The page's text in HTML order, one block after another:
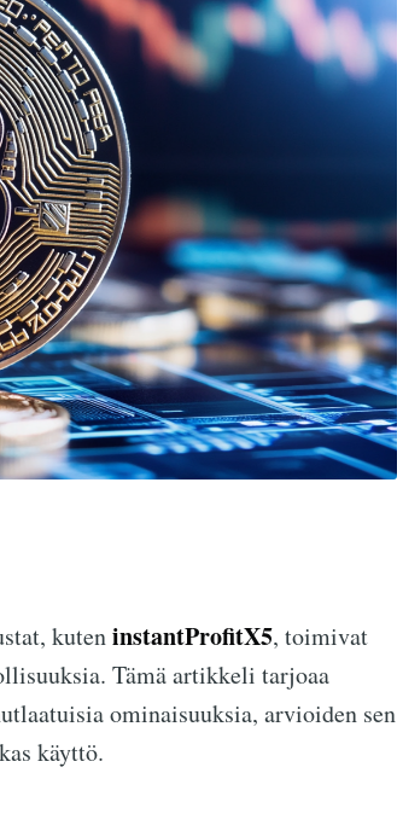
kuteninstantProfitX5, toimivat
Tämä artikkeli tarjoaa
ominaisuuksia, arvioiden sen
käyttö.